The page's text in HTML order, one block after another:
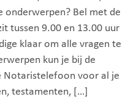
onderwerpen? Bel met de
tussen 9.00 en 13.00 uur
klaar om alle vragen te
kun je bij de
Notaristelefoon voor al je
testamenten, […]